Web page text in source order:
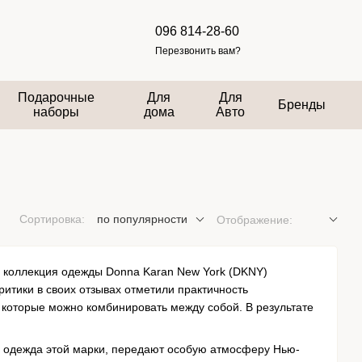
096 814-28-60
Перезвонить вам?
Подарочные
наборы
Для
дома
Для
Авто
Бренды
Сортировка: по популярности Отображение:
одежды Donna Karan New York (DKNY)
в своих отзывах отметили практичность
можно комбинировать между собой. В результате
этой марки, передают особую атмосферу Нью-